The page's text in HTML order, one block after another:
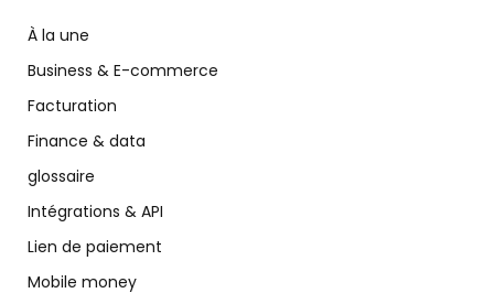
À la une
Business & E-commerce
Facturation
Finance & data
glossaire
Intégrations & API
Lien de paiement
Mobile money